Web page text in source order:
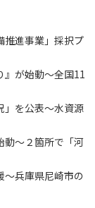
推進事業」採択プ
』が始動〜全国11
」を公表〜水資源
動〜２箇所で「河
〜兵庫県尼崎市の